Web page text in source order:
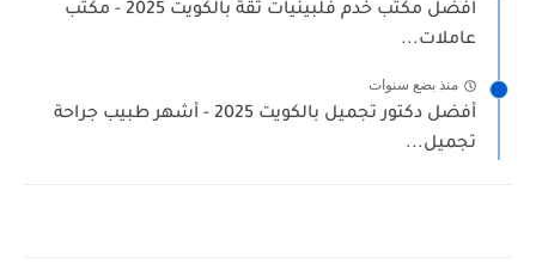
افضل مكتب خدم فلبينيات ثقة بالكويت 2025 - مكتب
عاملات...
منذ بضع سنوات
أفضل دكتور تجميل بالكويت 2025 - أشهر طبيب جراحة
تجميل...